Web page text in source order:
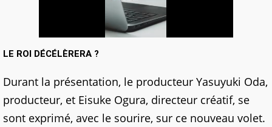
LE ROI DÉCÉLÈRERA ?
Durant la présentation, le producteur Yasuyuki Oda,
producteur, et Eisuke Ogura, directeur créatif, se
sont exprimé, avec le sourire, sur ce nouveau volet.